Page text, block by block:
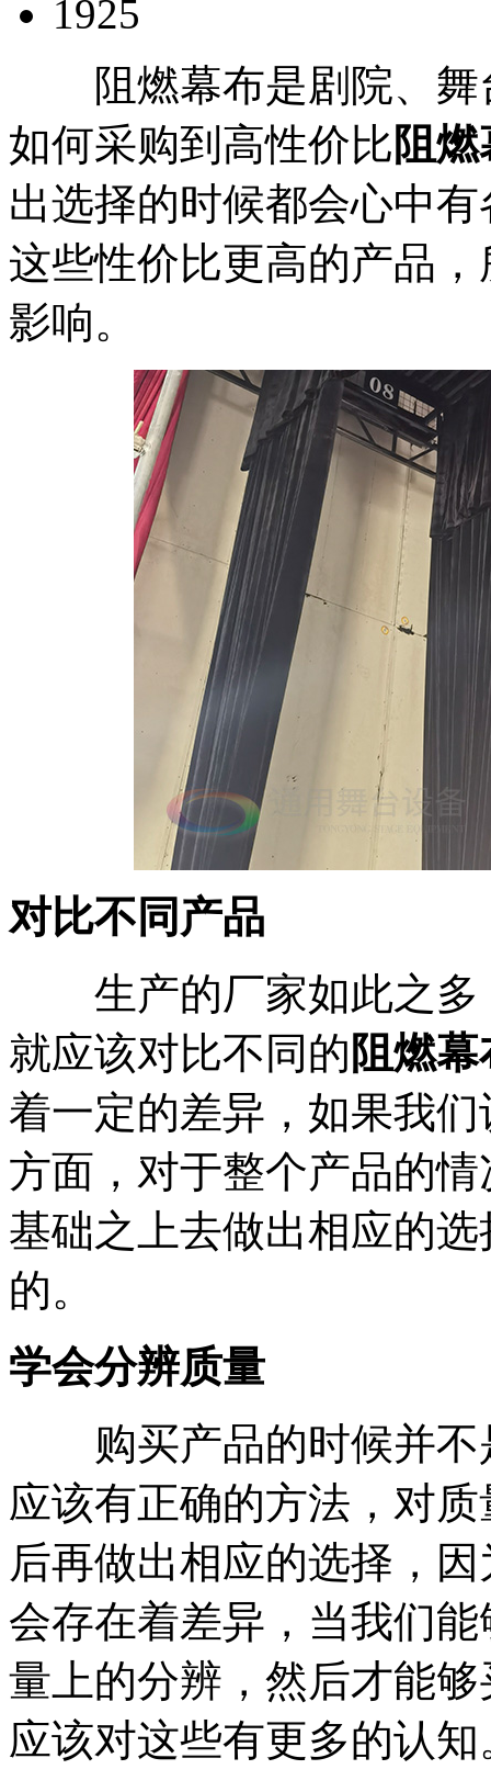
1925
阻燃幕布是剧院、舞
如何采购到高性价比阻
出选择的时候都会心中
这些性价比更高的产品
影响。
对比不同产品
生产的厂家如此之多
就应该对比不同的 阻燃幕
着一定的差异，如果我
方面，对于整个产品的
基础之上去做出相应的
的。
学会分辨质量
购买产品的时候并不
应该有正确的方法，对
后再做出相应的选择，
会存在着差异，当我们
量上的分辨，然后才能
应该对这些有更多的认知